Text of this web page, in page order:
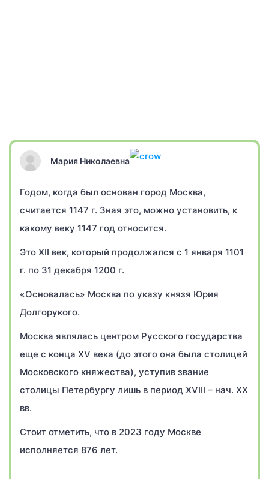
Мария Николаевна
Годом, когда был основан город Москва,
считается 1147 г. Зная это, можно установить, к
какому веку 1147 год относится.
Это XII век, который продолжался с 1 января 1101
г. по 31 декабря 1200 г.
«Основалась» Москва по указу князя Юрия
Долгорукого.
Москва являлась центром Русского государства
еще с конца XV века (до этого она была столицей
Московского княжества), уступив звание
столицы Петербургу лишь в период XVIII – нач. XX
вв.
Стоит отметить, что в 2023 году Москве
исполняется 876 лет.